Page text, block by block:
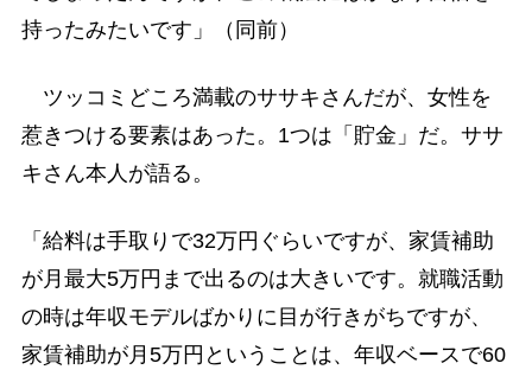
持ったみたいです」（同前）
ツッコミどころ満載のササキさんだが、女性を
惹きつける要素はあった。1つは「貯金」だ。ササ
キさん本人が語る。
「給料は手取りで32万円ぐらいですが、家賃補助
が月最大5万円まで出るのは大きいです。就職活動
の時は年収モデルばかりに目が行きがちですが、
家賃補助が月5万円ということは、年収ベースで60